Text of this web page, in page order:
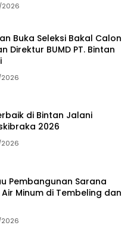
Buka Seleksi Bakal Calon
Direktur BUMD PT. Bintan
di Bintan Jalani
2026
Pembangunan Sarana
Minum di Tembeling dan